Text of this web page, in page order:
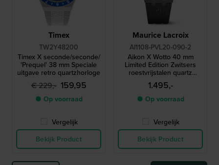
Timex
TW2Y48200
Timex X seconde/seconde/
'Prequel' 38 mm Speciale
uitgave retro quartzhorloge
€ 229,- 159,95
● Op voorraad
Vergelijk
Bekijk Product
Maurice Lacroix
AI1108-PVL20-090-2
Aikon X Wotto 40 mm
Limited Edition Zwitsers
roestvrijstalen quartz
horloge met unieke
wijzerplaat
1.495,-
● Op voorraad
Vergelijk
Bekijk Product